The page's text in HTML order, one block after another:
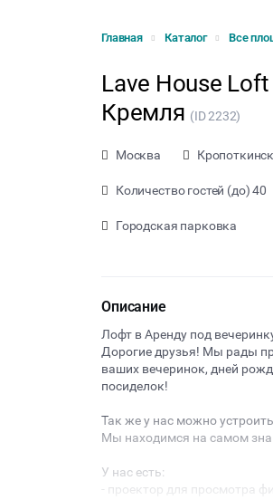
Главная Каталог Все
Lave House
Кремля (ID 2232)
Москва
Количество гостей (до) 40
Городская парковка
Описание
Лофт в Аренду под
Дорогие друзья! Мы рады
ваших вечеринок, дней
посиделок!
Так же у нас можно
Мы находимся на самом
У нас есть:
- проектор для просмотра